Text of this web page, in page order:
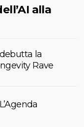
alla
la
Rave